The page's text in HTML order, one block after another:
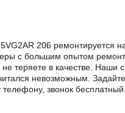
206 ремонтируется
с большим опытом
теряете в качестве. Наши
невозможным.
звонок бесплатный.